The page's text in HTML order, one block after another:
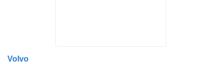
Volvo